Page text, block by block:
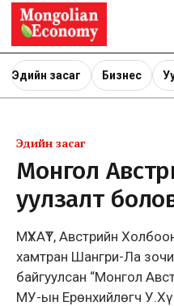
Эдийн засаг Бизнес
Эдийн засаг
Монгол
уулзалт
МҮХАҮТ, Австрийн
хамтран Шангри-Ла
байгуулсан “Монгол
МУ-ын Ерөнхийлөгч